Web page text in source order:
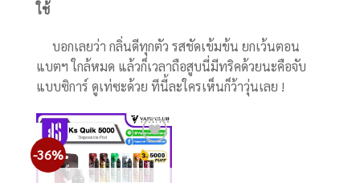
ใช้
บอกเลยว่า กลิ่นดีทุกตัว รสชัดเข้มข้น ยกเว้นตอน
แบตฯ ใกล้หมด แล้วก็เวลาถือสูบนี่มีทริคด้วยนะคือจับ
แบบซิการ์ ดูเท่ซะด้วย ทีนี้ละใครเห็นก็ว้าวุ่นเลย !
-36%
Add
to
wishlist